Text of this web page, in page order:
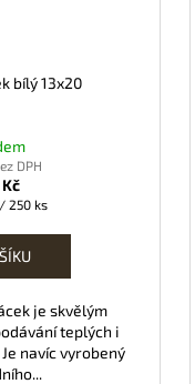
bílý 13x20
DPH
250 ks
je skvělým
teplých i
navíc vyrobený